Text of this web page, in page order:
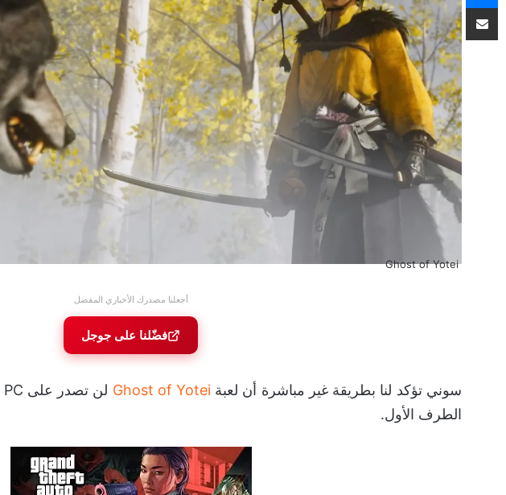
Ghost of Yotei
أجعلنا مصدرك الأخباري المفضل
فضّلنا على جوجل
سوني تؤكد لنا بطريقة غير مباشرة أن لعبة Ghost of Yotei
الطرف الأول.
مشاركة عبر البريد